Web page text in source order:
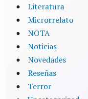
Literatura
Microrrelato
NOTA
Noticias
Novedades
Reseñas
Terror